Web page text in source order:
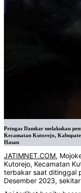
Petugas Damkar melakukan
Kecamatan Kutorejo,
Hasan
JATIMNET.COM,
Kutorejo, Kecamatan
terbakar saat ditinggal
Desember 2023,